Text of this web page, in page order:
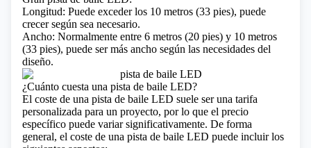
Longitud: Puede exceder los 10 metros (33 pies), puede
crecer según sea necesario.
Ancho: Normalmente entre 6 metros (20 pies) y 10 metros
(33 pies), puede ser más ancho según las necesidades del
diseño.
¿Cuánto cuesta una pista de baile LED?
El coste de una pista de baile LED suele ser una tarifa
personalizada para un proyecto, por lo que el precio
específico puede variar significativamente. De forma
general, el coste de una pista de baile LED puede incluir los